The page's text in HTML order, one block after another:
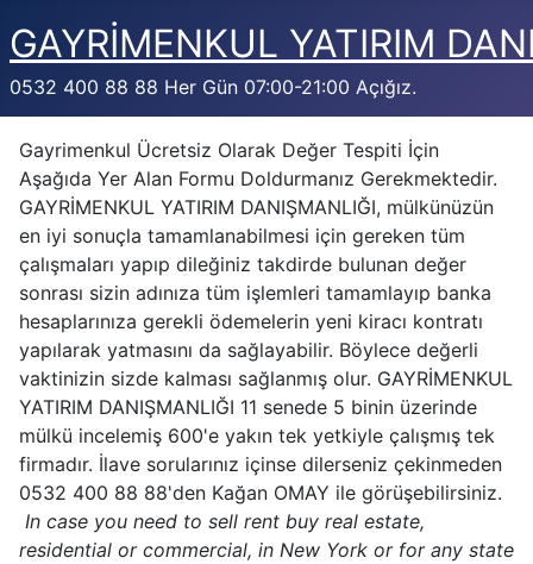
GAYRİMENKUL YATIRIM
0532 400 88 88 Her Gün 07:00-21:00 Açığız.
Gayrimenkul Ücretsiz Olarak Değer Tespiti İçin
Aşağıda Yer Alan Formu Doldurmanız Gerekmektedir.
GAYRİMENKUL YATIRIM DANIŞMANLIĞI, mülkünüzün
en iyi sonuçla tamamlanabilmesi için gereken tüm
çalışmaları yapıp dileğiniz takdirde bulunan değer
sonrası sizin adınıza tüm işlemleri tamamlayıp banka
hesaplarınıza gerekli ödemelerin yeni kiracı kontratı
yapılarak yatmasını da sağlayabilir. Böylece değerli
vaktinizin sizde kalması sağlanmış olur. GAYRİMENKUL
YATIRIM DANIŞMANLIĞI 11 senede 5 binin üzerinde
mülkü incelemiş 600'e yakın tek yetkiyle çalışmış tek
firmadır. İlave sorularınız içinse dilerseniz çekinmeden
0532 400 88 88'den Kağan OMAY ile görüşebilirsiniz.
In case you need to sell rent buy real estate,
residential or commercial, in New York or for any state